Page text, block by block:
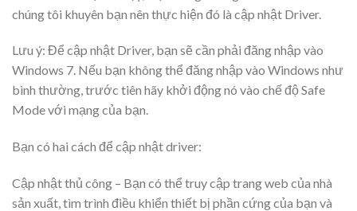
chúng tôi khuyên bạn nên thực hiện đó là cập nhật Driver.
Lưu ý: Để cập nhật Driver, bạn sẽ cần phải đăng nhập vào
Windows 7. Nếu bạn không thể đăng nhập vào Windows như
bình thường, trước tiên hãy khởi động nó vào chế độ Safe
Mode với mạng của bạn.
Bạn có hai cách để cập nhật driver:
Cập nhật thủ công – Bạn có thể truy cập trang web của nhà
sản xuất, tìm trình điều khiển thiết bị phần cứng của bạn và